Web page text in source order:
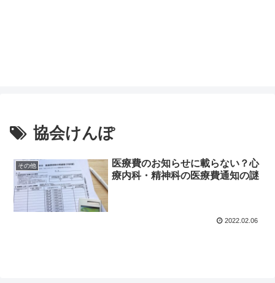
協会けんぽ
その他
医療費のお知らせに載らない？心
療内科・精神科の医療費通知の謎
2022.02.06